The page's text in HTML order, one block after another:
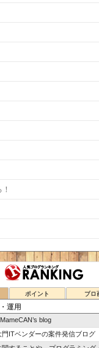
ポイント ブロ
blog
門ITベンダーの案件発信ブログ